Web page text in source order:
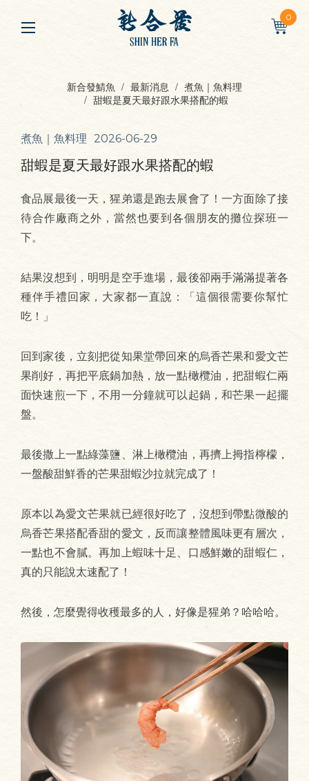
0
新合發鯖魚 最新消息
煮魚｜魚料理
甜蝦是夏天最好跟水果搭配的蝦
煮魚｜魚料理 2026-06-29
甜蝦是夏天最好跟水果搭配的蝦
食品展最後一天，猩弟還是跑去展會了！一方面除了接
待合作廠商之外，當然也要到各個朋友的攤位探班一
下。
結果沒想到，明明是空手進場，最後卻兩手滿滿提著各
種伴手禮回家，大家都一直說：「這個很需要你幫忙
吃！」
回到家後，立刻把從知果堂帶回來的烏香芒果和愛文芒
果削好，再把平底鍋加熱，放一點橄欖油，把甜蝦仁兩
面快速煎一下，不用一分鐘就可以起鍋，和芒果一起擺
盤。
最後撒上一點綠藻鹽、淋上橄欖油，再擠上拇指檸檬，
一盤酸甜鮮香的芒果甜蝦沙拉就完成了！
原本以為愛文芒果就已經很好吃了，沒想到帶點微酸的
烏香芒果搭配香甜的愛文，反而讓整體風味更有層次，
一點也不會膩。再加上蝦味十足、口感鮮嫩的甜蝦仁，
真的只能說太速配了！
然後，怎麼覺得收穫最多的人，好像是猩弟？哈哈哈。